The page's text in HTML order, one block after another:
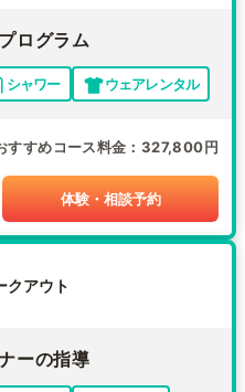
ログラム
シャワー ウェアレンタル
すすめコース料金 327,800円
体験・相談予約
クアウト
ーの指導